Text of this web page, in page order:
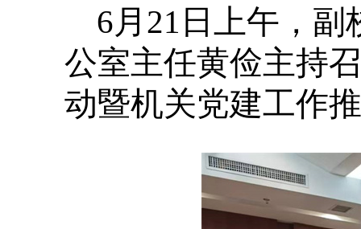
6月21日上午，
公室主任黄俭主持
动暨机关党建工作